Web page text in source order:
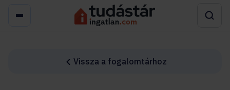
Vissza a fogalomtárhoz